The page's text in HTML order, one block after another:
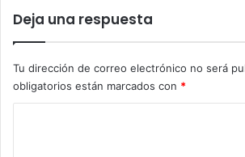
Deja una respuesta
Tu dirección de correo electrónico no será
obligatorios están marcados con *